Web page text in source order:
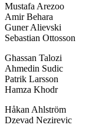
Mustafa Arezoo
Amir Behara
Guner Alievski
Sebastian Ottosson
Ghassan Talozi
Ahmedin Sudic
Patrik Larsson
Hamza Khodr
Håkan Ahlström
Dzevad Nezirevic